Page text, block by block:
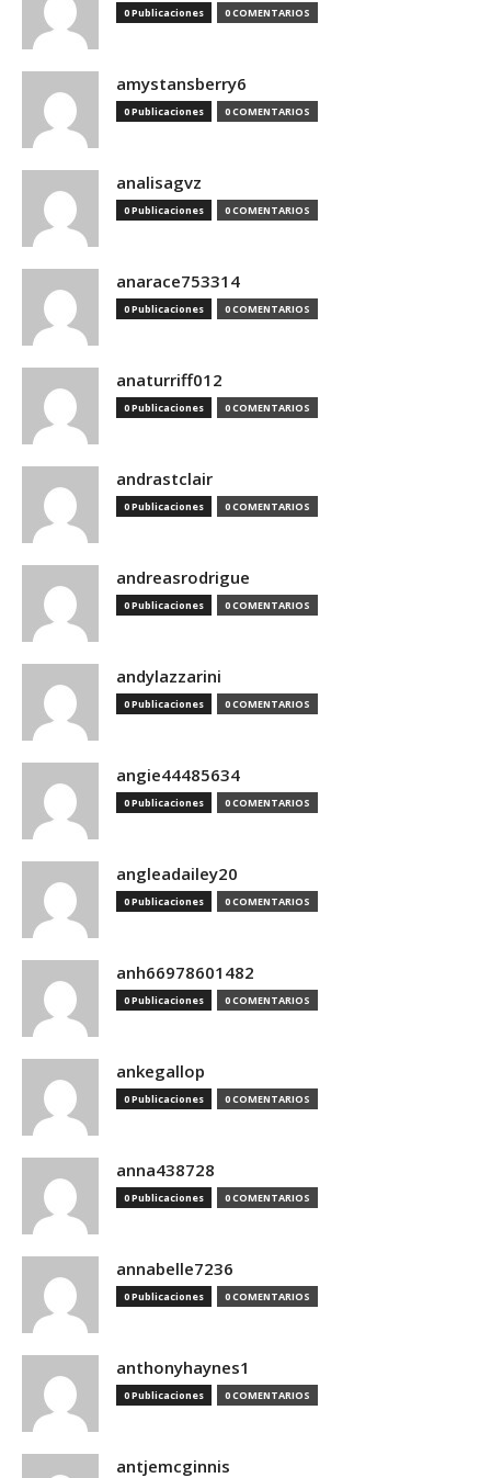
0 Publicaciones 0 COMENTARIOS
amystansberry6
0 Publicaciones 0 COMENTARIOS
analisagvz
0 Publicaciones 0 COMENTARIOS
anarace753314
0 Publicaciones 0 COMENTARIOS
anaturriff012
0 Publicaciones 0 COMENTARIOS
andrastclair
0 Publicaciones 0 COMENTARIOS
andreasrodrigue
0 Publicaciones 0 COMENTARIOS
andylazzarini
0 Publicaciones 0 COMENTARIOS
angie44485634
0 Publicaciones 0 COMENTARIOS
angleadailey20
0 Publicaciones 0 COMENTARIOS
anh66978601482
0 Publicaciones 0 COMENTARIOS
ankegallop
0 Publicaciones 0 COMENTARIOS
anna438728
0 Publicaciones 0 COMENTARIOS
annabelle7236
0 Publicaciones 0 COMENTARIOS
anthonyhaynes1
0 Publicaciones 0 COMENTARIOS
antjemcginnis